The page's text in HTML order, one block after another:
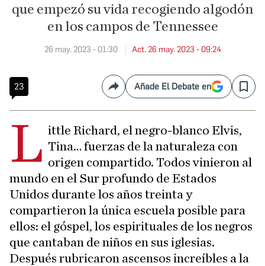
que empezó su vida recogiendo algodón
en los campos de Tennessee
26 may. 2023 - 01:30 Act. 26 may. 2023 - 09:24
23 CompartirAñade El Debate en Save
L ittle Richard, el negro-blanco Elvis,
Tina… fuerzas de la naturaleza con
origen compartido. Todos vinieron al
mundo en el Sur profundo de Estados
Unidos durante los años treinta y
compartieron la única escuela posible para
ellos: el góspel, los espirituales de los negros
que cantaban de niños en sus iglesias.
Después rubricaron ascensos increíbles a la